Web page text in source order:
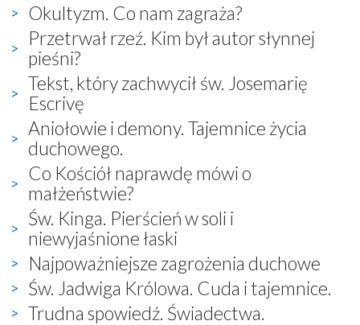
Okultyzm. Co nam zagraża?
Przetrwał rzeź. Kim był autor słynnej
pieśni?
Tekst, który zachwycił św. Josemarię
Escrivę
Aniołowie i demony. Tajemnice życia
duchowego.
Co Kościół naprawdę mówi o
małżeństwie?
Św. Kinga. Pierścień w soli i
niewyjaśnione łaski
Najpoważniejsze zagrożenia duchowe
Św. Jadwiga Królowa. Cuda i tajemnice.
Trudna spowiedź. Świadectwa.